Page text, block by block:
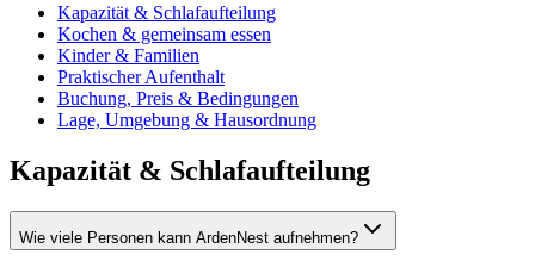
Kapazität & Schlafaufteilung
Kochen & gemeinsam essen
Kinder & Familien
Praktischer Aufenthalt
Buchung, Preis & Bedingungen
Lage, Umgebung & Hausordnung
Kapazität & Schlafaufteilung
Wie viele Personen kann ArdenNest aufnehmen?